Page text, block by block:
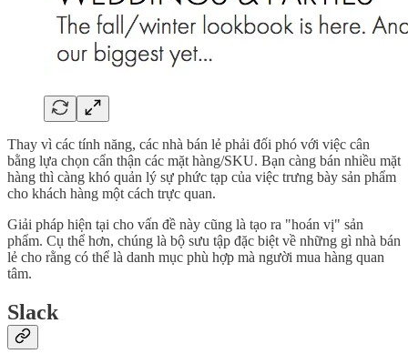
Thay vì các tính năng, các nhà bán lẻ phải đối phó với việc cân
bằng lựa chọn cẩn thận các mặt hàng/SKU. Bạn càng bán nhiều mặt
hàng thì càng khó quản lý sự phức tạp của việc trưng bày sản phẩm
cho khách hàng một cách trực quan.
Giải pháp hiện tại cho vấn đề này cũng là tạo ra "hoán vị" sản
phẩm. Cụ thể hơn, chúng là bộ sưu tập đặc biệt về những gì nhà bán
lẻ cho rằng có thể là danh mục phù hợp mà người mua hàng quan
tâm.
Slack